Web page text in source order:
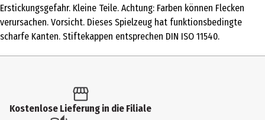
Kleinspielzeug
Altersempfehlung ab
Hersteller
Erstickungsgefahr. Kleine Teile. Achtung: Farben können Flecken
verursachen. Vorsicht. Dieses Spielzeug hat funktionsbedingte
scharfe Kanten. Stiftekappen entsprechen DIN ISO 11540.
Kostenlose Lieferung in die Filiale